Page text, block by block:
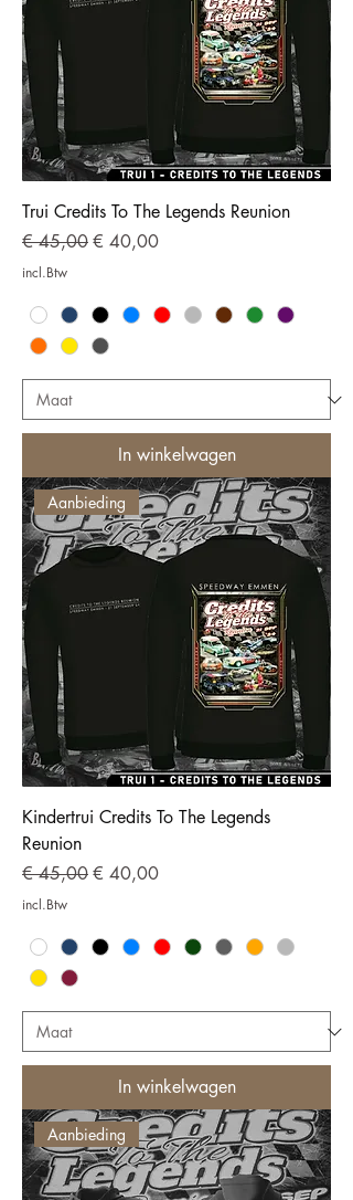
Trui Credits To The Legends Reunion
Normale prijs
€ 45,00Verkoopprijs
€ 40,00
incl.Btw
In winkelwagen
Aanbieding
Kindertrui Credits To The Legends
Reunion
Normale prijs
€ 45,00Verkoopprijs
€ 40,00
incl.Btw
In winkelwagen
Aanbieding